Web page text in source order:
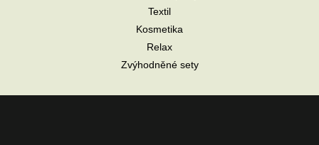
Textil
Kosmetika
Relax
Zvýhodněné sety